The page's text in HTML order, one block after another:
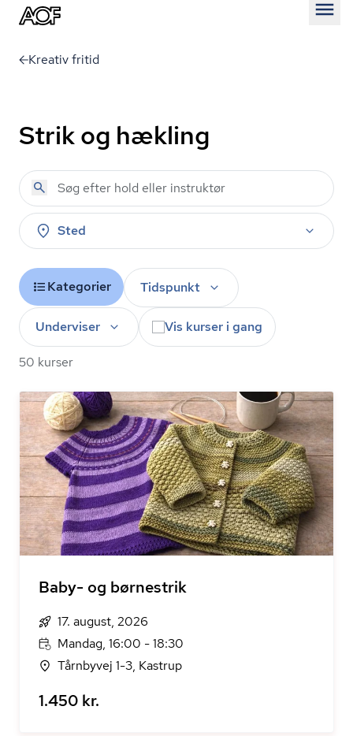
Kreativ fritid
Strik og hækling
Sted
Kategorier Tidspunkt
Underviser Vis kurser i gang
50 kurser
Baby- og børnestrik
17. august, 2026
Mandag, 16:00 - 18:30
Tårnbyvej 1-3, Kastrup
1.450 kr.